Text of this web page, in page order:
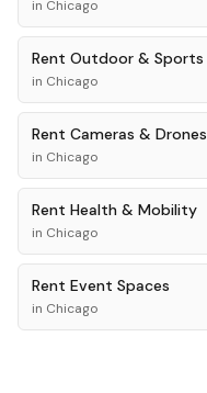
in Chicago
Rent Outdoor & Sports
in Chicago
Rent Cameras & Drones
in Chicago
Rent Health & Mobility
in Chicago
Rent Event Spaces
in Chicago